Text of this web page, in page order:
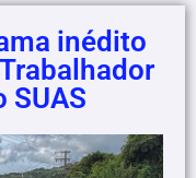
inédito
SUAS